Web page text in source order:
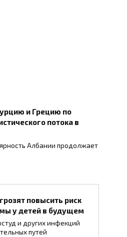
и Грецию по
потока в
Албании продолжает
повысить риск
у детей в будущем
и других инфекций
путей